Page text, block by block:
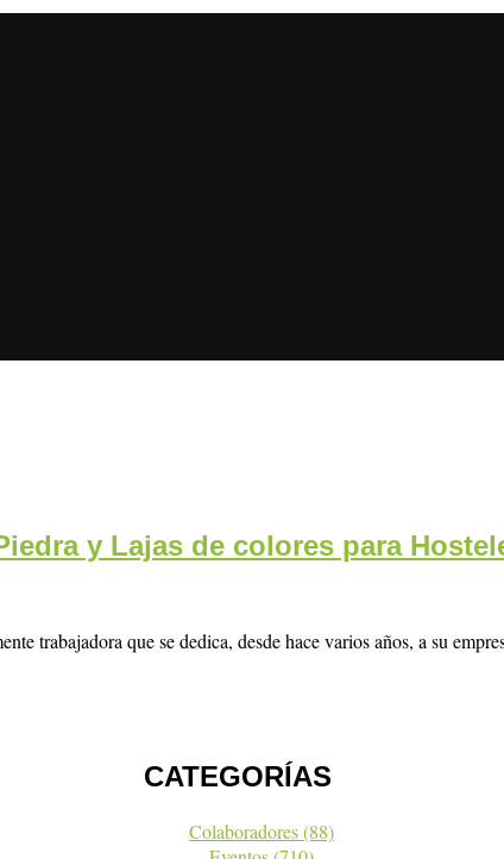
y Lajas de colores para
trabajadora que se dedica, desde hace varios años, a su
CATEGORÍAS
Colaboradores(88)